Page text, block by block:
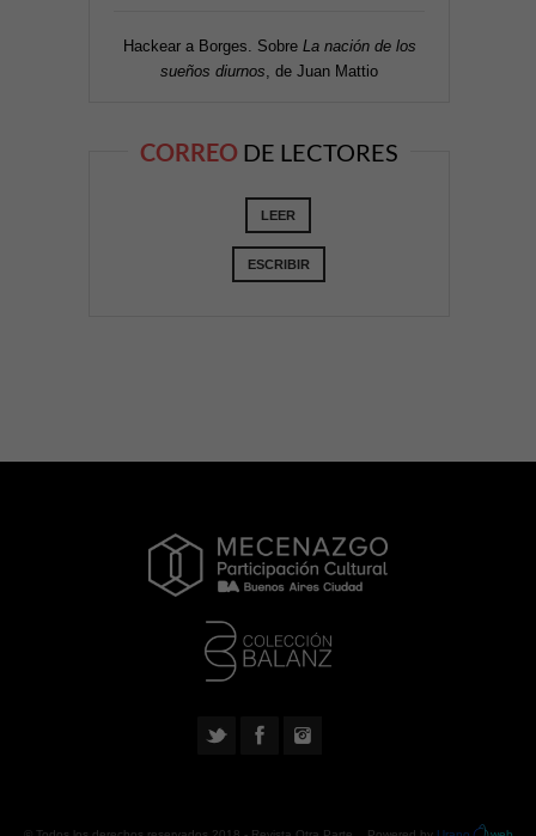
Hackear a Borges. Sobre La nación de los
sueños diurnos , de Juan Mattio
CORREO DE LECTORES
LEER
ESCRIBIR